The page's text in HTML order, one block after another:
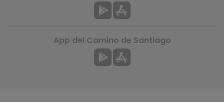
App del Camino de Santiago